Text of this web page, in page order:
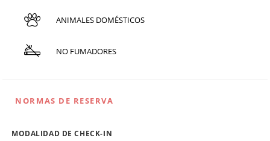
ANIMALES DOMÉSTICOS
NO FUMADORES
NORMAS DE RESERVA
MODALIDAD DE CHECK-IN